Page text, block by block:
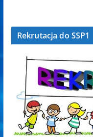
Rekrutacja do SSP1